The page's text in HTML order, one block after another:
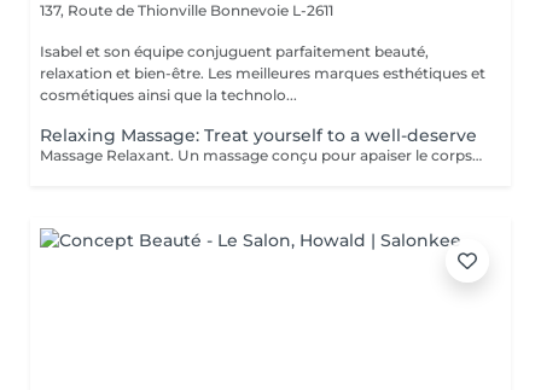
137, Route de Thionville Bonnevoie L-2611
Isabel et son équipe conjuguent parfaitement beauté,
relaxation et bien-être. Les meilleures marques esthétiques et
cosmétiques ainsi que la technolo...
Relaxing Massage: Treat yourself to a well-deserve
Massage Relaxant. Un massage conçu pour apaiser le corps et l'esprit, soulager les tensions et vous offrir un moment de pure détente pour homme et femme, Détente Musculaire : Les mouvements doux et enveloppants relâchent les tensions accumulées, offrant une sensation de légèreté et de bien-être physique. Revitalisation de l'Esprit : Un massage relaxant aide à clarifier les pensées et à retrouver une paix intérieure, indispensable pour affronter le quotidien avec sérénité. Réduction du Stress : Les massages relaxants permettent de diminuer les niveaux de stress en induisant une profonde relaxation et en équilibrant les émotions. Amélioration du Sommeil : En relaxant les muscles et en calmant l'esprit, ces massages favorisent un sommeil réparateur et de meilleure qualité. Praticiennes Qualifiées : Sont spécialisés dans les techniques de relaxation pour vous offrir une expérience relaxante. Ambiance Apaisante : Profitez d'un environnement calme idéal pour une évasion . Adapté à Tous : Que vous soyez un homme ou une femme, nos massages sont personnalisés pour répondre à vos besoins spécifiques. Accordez-vous un moment de paix et de détente car personne ne le mérite plus que vous.